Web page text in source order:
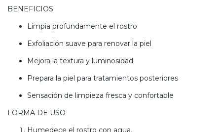
BENEFICIOS
Limpia profundamente el rostro
Exfoliación suave para renovar la piel
Mejora la textura y luminosidad
Prepara la piel para tratamientos posteriores
Sensación de limpieza fresca y confortable
FORMA DE USO
Humedece el rostro con agua.